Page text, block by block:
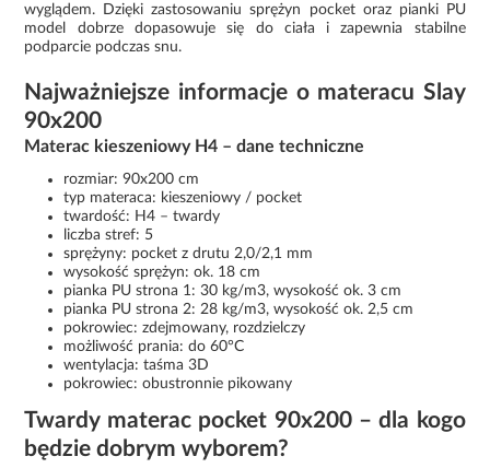
wyglądem. Dzięki zastosowaniu sprężyn pocket oraz pianki PU
model dobrze dopasowuje się do ciała i zapewnia stabilne
podparcie podczas snu.
Najważniejsze informacje o materacu Slay
90x200
Materac kieszeniowy H4 – dane techniczne
rozmiar: 90x200 cm
typ materaca: kieszeniowy / pocket
twardość: H4 – twardy
liczba stref: 5
sprężyny: pocket z drutu 2,0/2,1 mm
wysokość sprężyn: ok. 18 cm
pianka PU strona 1: 30 kg/m3, wysokość ok. 3 cm
pianka PU strona 2: 28 kg/m3, wysokość ok. 2,5 cm
pokrowiec: zdejmowany, rozdzielczy
możliwość prania: do 60°C
wentylacja: taśma 3D
pokrowiec: obustronnie pikowany
Twardy materac pocket 90x200 – dla kogo
będzie dobrym wyborem?